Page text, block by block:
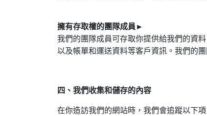
擁有存取權的團隊成員 ►
我們的團隊成員可存取你提供給我們的資
以及帳單和運送資料等客戶資訊。我們的
四、我們收集和儲存的內容
在你造訪我們的網站時，我們會追蹤以下